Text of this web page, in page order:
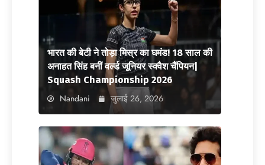
भारत की बेटी ने तोड़ा मिस्र का घमंड! 18 साल की
अनाहत सिंह बनीं वर्ल्ड जूनियर स्क्वैश चैंपियन|
Squash Championship 2026
Nandani जुलाई 26, 2026